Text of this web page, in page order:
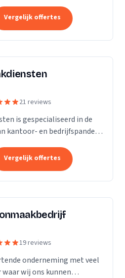
Het bedrijf voor uw...
Vergelijk offertes
21 reviews
is gespecialiseerd in de
kantoor- en bedrijfspanden
Maar met...
Vergelijk offertes
19 reviews
onderneming met veel
wij ons kunnen